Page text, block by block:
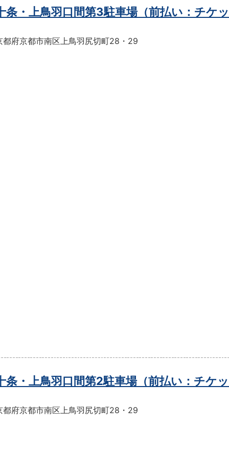
条・上鳥羽口間第3駐車場（前払い：チケ
都府京都市南区上鳥羽尻切町28・29
条・上鳥羽口間第2駐車場（前払い：チケ
都府京都市南区上鳥羽尻切町28・29